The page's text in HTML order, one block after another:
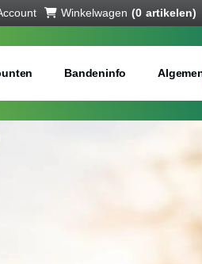
Winkelwagen (0 artikelen)
Bandeninfo